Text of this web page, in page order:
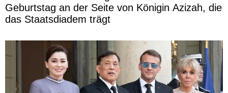
Geburtstag an der Seite von Königin Azizah, die
das Staatsdiadem trägt